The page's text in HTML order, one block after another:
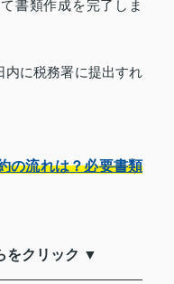
書類作成を完了しま
内に税務署に提出すれ
の流れは？必要書類
をクリック ▼